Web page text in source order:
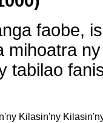
faobe,
mihoatra
tabilao
Kilasin'ny